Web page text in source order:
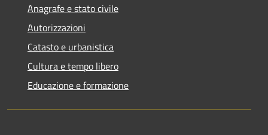
Anagrafe e stato civile
Autorizzazioni
Catasto e urbanistica
Cultura e tempo libero
Educazione e formazione